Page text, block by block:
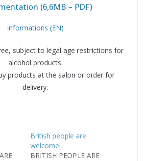
(6,6MB – PDF)
Informations (EN)
subject to legal age restrictions for
alcohol products.
products at the salon or order for
delivery.
British people are
welcome!
BRITISH PEOPLE ARE